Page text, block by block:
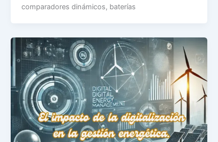
comparadores dinámicos, baterías